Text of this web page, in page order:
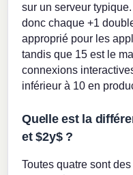
sur un serveur
donc chaque +1
approprié pour les
tandis que 15 est le
connexions
inférieur à 10 en
Quelle est la
et $2y$ ?
Toutes quatre sont